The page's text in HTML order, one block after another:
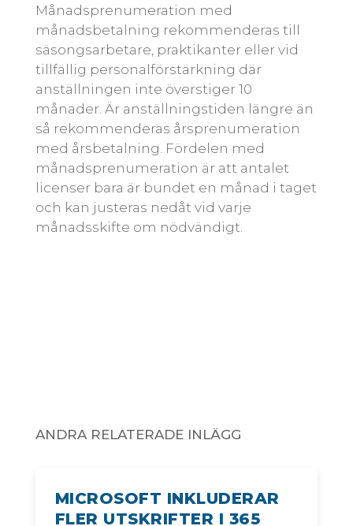
Månadsprenumeration med
månadsbetalning rekommenderas till
säsongsarbetare, praktikanter eller vid
tillfällig personalförstärkning där
anställningen inte överstiger 10
månader. Är anställningstiden längre än
så rekommenderas årsprenumeration
med årsbetalning. Fördelen med
månadsprenumeration är att antalet
licenser bara är bundet en månad i taget
och kan justeras nedåt vid varje
månadsskifte om nödvändigt.
ANDRA RELATERADE INLÄGG
MICROSOFT INKLUDERAR
FLER UTSKRIFTER I 365